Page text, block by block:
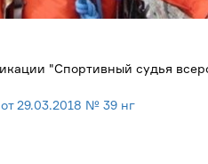
"Спортивный судья
29.03.2018 № 39 нг